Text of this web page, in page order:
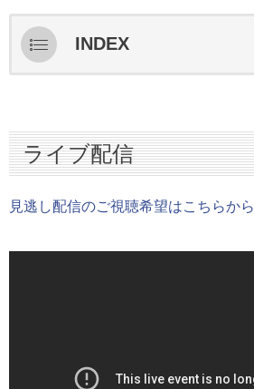
INDEX
ハイライト
インタビュー
ライブ配信
見逃し配信のご視聴希望はこちらから